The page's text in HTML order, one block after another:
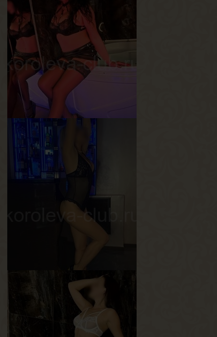
Лера
Возраст30
Рост
164 см
Вес
54 кг
Грудь
4-й
Возраст35
Полина